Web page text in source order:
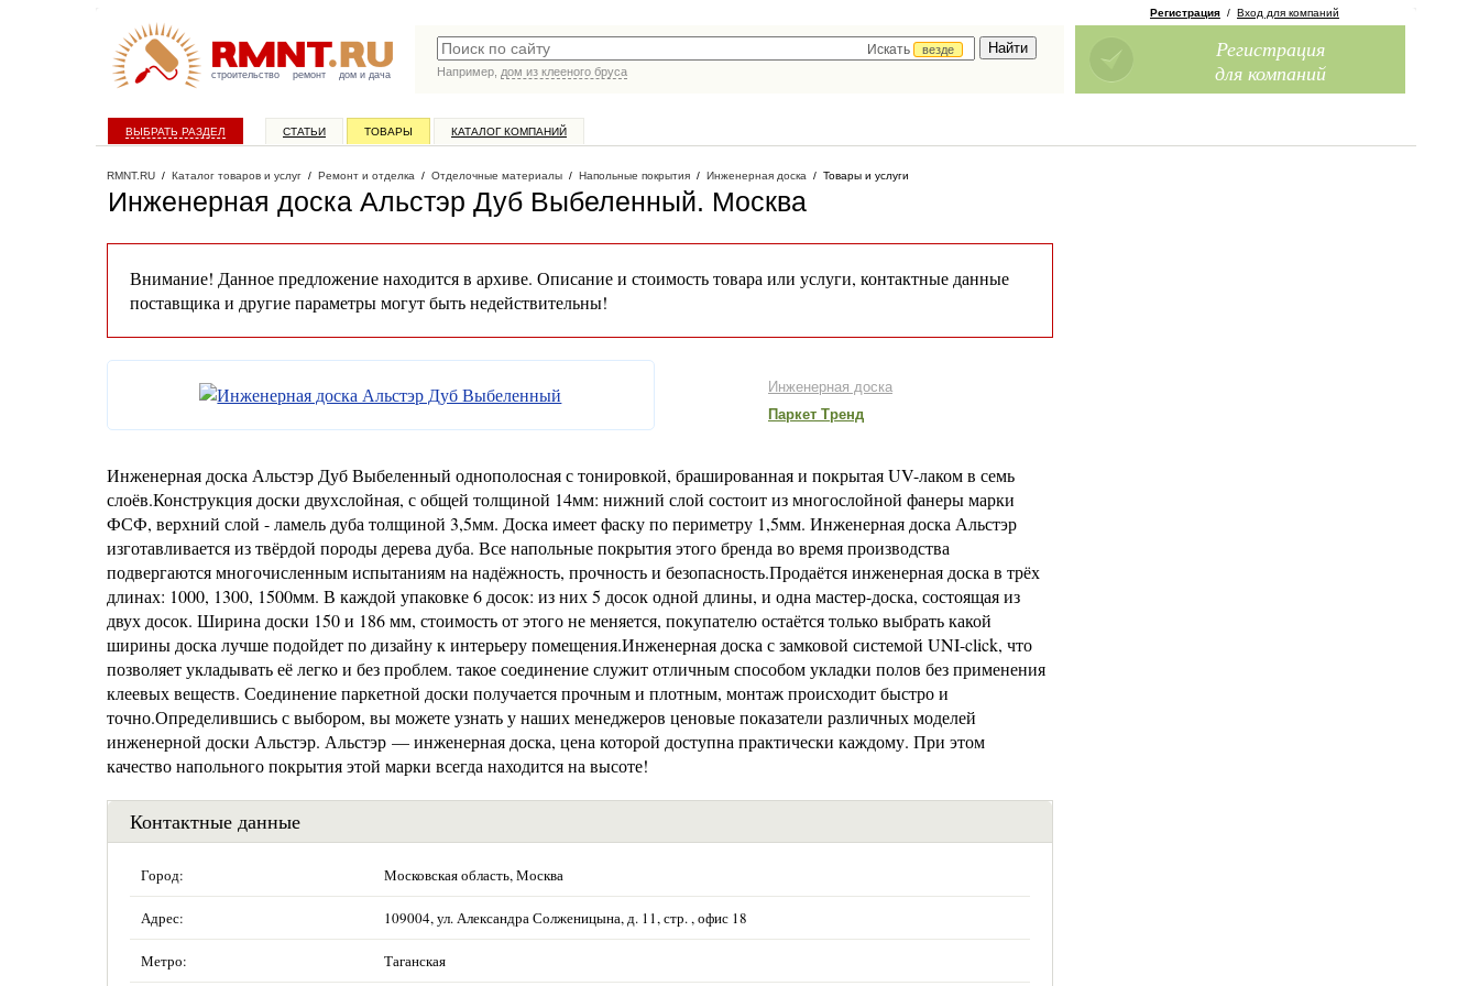
строительство ремонт дом и дача
Искать
везде
Например, дом из клееного бруса
Регистрация / Вход для компаний
Регистрация
для компаний
ВЫБРАТЬ РАЗДЕЛ СТАТЬИ ТОВАРЫ КАТАЛОГ КОМПАНИЙ
RMNT.RU / Каталог товаров и услуг / Ремонт и отделка / Отделочные материалы / Напольные покрытия / Инженерная доска / Товары и услуги
Инженерная доска Альстэр Дуб Выбеленный. Москва
Внимание! Данное предложение находится в архиве. Описание и стоимость товара или услуги, контактные данные
поставщика и другие параметры могут быть недействительны!
Инженерная доска
Паркет Тренд
Инженерная доска Альстэр Дуб Выбеленный однополосная с тонировкой, брашированная и покрытая UV-лаком в семь
слоёв.Конструкция доски двухслойная, с общей толщиной 14мм: нижний слой состоит из многослойной фанеры марки
ФСФ, верхний слой - ламель дуба толщиной 3,5мм. Доска имеет фаску по периметру 1,5мм. Инженерная доска Альстэр
изготавливается из твёрдой породы дерева дуба. Все напольные покрытия этого бренда во время производства
подвергаются многочисленным испытаниям на надёжность, прочность и безопасность.Продаётся инженерная доска в трёх
длинах: 1000, 1300, 1500мм. В каждой упаковке 6 досок: из них 5 досок одной длины, и одна мастер-доска, состоящая из
двух досок. Ширина доски 150 и 186 мм, стоимость от этого не меняется, покупателю остаётся только выбрать какой
ширины доска лучше подойдет по дизайну к интерьеру помещения.Инженерная доска с замковой системой UNI-click, что
позволяет укладывать её легко и без проблем. такое соединение служит отличным способом укладки полов без применения
клеевых веществ. Соединение паркетной доски получается прочным и плотным, монтаж происходит быстро и
точно.Определившись с выбором, вы можете узнать у наших менеджеров ценовые показатели различных моделей
инженерной доски Альстэр. Альстэр — инженерная доска, цена которой доступна практически каждому. При этом
качество напольного покрытия этой марки всегда находится на высоте!
Контактные данные
Город: Московская область, Москва
Адрес: 109004, ул. Александра Солженицына, д. 11, стр. , офис 18
Метро: Таганская